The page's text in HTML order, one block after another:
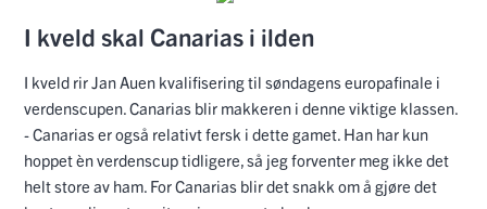
I kveld skal Canarias i ilden
I kveld rir Jan Auen kvalifisering til søndagens europafinale i
verdenscupen. Canarias blir makkeren i denne viktige klassen.
- Canarias er også relativt fersk i dette gamet. Han har kun
hoppet èn verdenscup tidligere, så jeg forventer meg ikke det
helt store av ham. For Canarias blir det snakk om å gjøre det